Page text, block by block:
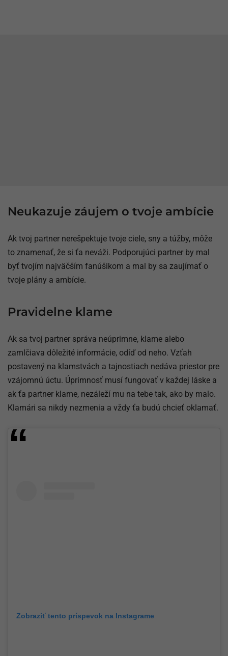
Neukazuje záujem o tvoje ambície
Ak tvoj partner nerešpektuje tvoje ciele, sny a túžby, môže
to znamenať, že si ťa neváži. Podporujúci partner by mal
byť tvojím najväčším fanúšikom a mal by sa zaujímať o
tvoje plány a ambície.
Pravidelne klame
Ak sa tvoj partner správa neúprimne, klame alebo
zamlčiava dôležité informácie, odíď od neho. Vzťah
postavený na klamstvách a tajnostiach nedáva priestor pre
vzájomnú úctu. Úprimnosť musí fungovať v každej láske a
ak ťa partner klame, nezáleží mu na tebe tak, ako by malo.
Klamári sa nikdy nezmenia a vždy ťa budú chcieť oklamať.
Zobraziť tento príspevok na Instagrame